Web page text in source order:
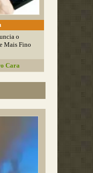
o
Mais Fino
Cara